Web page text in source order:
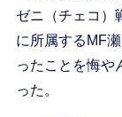
ゼニ（チェコ）
に所属するMF
ったことを悔や
った。